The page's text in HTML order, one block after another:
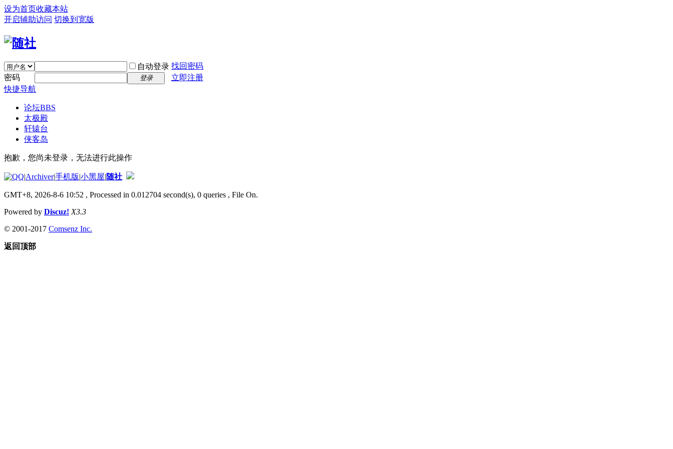
设为首页收藏本站
开启辅助访问 切换到宽版
自动登录 找回密码
密码
登录
立即注册
快捷导航
论坛BBS
太极殿
轩辕台
侠客岛
抱歉，您尚未登录，无法进行此操作
|Archiver|手机版|小黑屋|随社
GMT+8, 2026-8-6 10:52 , Processed in 0.012704 second(s), 0 queries , File On.
Powered by Discuz! X3.3
© 2001-2017 Comsenz Inc.
返回顶部